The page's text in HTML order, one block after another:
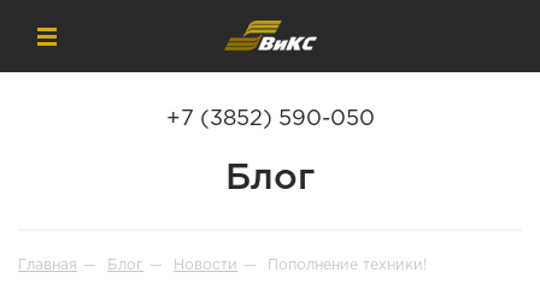
+7 (3852) 590-050
Блог
Главная Блог Новости Пополнение техники!